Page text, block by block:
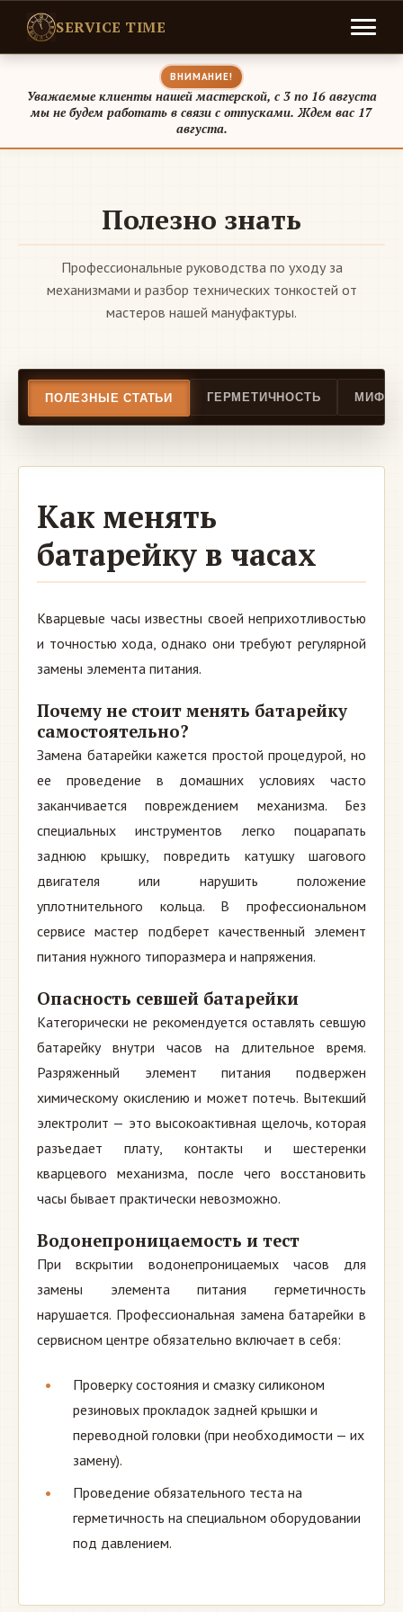
SERVICE TIME
ВНИМАНИЕ!
Уважаемые клиенты нашей мастерской, с 3 по 16 августа
мы не будем работать в связи с отпусками. Ждем вас 17
августа.
Полезно знать
Профессиональные руководства по уходу за
механизмами и разбор технических тонкостей от
мастеров нашей мануфактуры.
ПОЛЕЗНЫЕ СТАТЬИ ГЕРМЕТИЧНОСТЬ МИФЫ
Как менять
батарейку в часах
Кварцевые часы известны своей неприхотливостью
и точностью хода, однако они требуют регулярной
замены элемента питания.
Почему не стоит менять батарейку
самостоятельно?
Замена батарейки кажется простой процедурой, но
ее проведение в домашних условиях часто
заканчивается повреждением механизма. Без
специальных инструментов легко поцарапать
заднюю крышку, повредить катушку шагового
двигателя или нарушить положение
уплотнительного кольца. В профессиональном
сервисе мастер подберет качественный элемент
питания нужного типоразмера и напряжения.
Опасность севшей батарейки
Категорически не рекомендуется оставлять севшую
батарейку внутри часов на длительное время.
Разряженный элемент питания подвержен
химическому окислению и может потечь. Вытекший
электролит — это высокоактивная щелочь, которая
разъедает плату, контакты и шестеренки
кварцевого механизма, после чего восстановить
часы бывает практически невозможно.
Водонепроницаемость и тест
При вскрытии водонепроницаемых часов для
замены элемента питания герметичность
нарушается. Профессиональная замена батарейки в
сервисном центре обязательно включает в себя:
Проверку состояния и смазку силиконом
резиновых прокладок задней крышки и
переводной головки (при необходимости — их
замену).
Проведение обязательного теста на
герметичность на специальном оборудовании
под давлением.